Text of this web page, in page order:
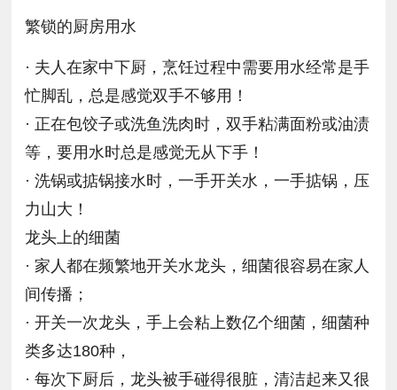
繁锁的厨房用水
· 夫人在家中下厨，烹饪过程中需要用水经常是手
忙脚乱，总是感觉双手不够用！
· 正在包饺子或洗鱼洗肉时，双手粘满面粉或油渍
等，要用水时总是感觉无从下手！
· 洗锅或掂锅接水时，一手开关水，一手掂锅，压
力山大！
龙头上的细菌
· 家人都在频繁地开关水龙头，细菌很容易在家人
间传播；
· 开关一次龙头，手上会粘上数亿个细菌，细菌种
类多达180种，
· 每次下厨后，龙头被手碰得很脏，清洁起来又很